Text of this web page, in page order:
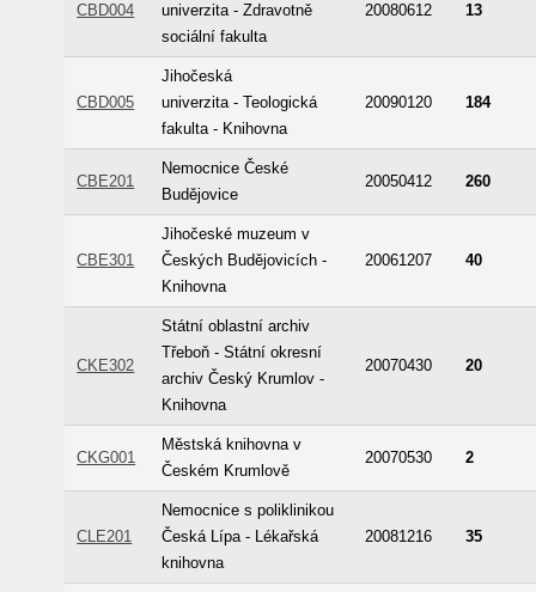
CBD004
univerzita - Zdravotně
sociální fakulta
20080612 13
CBD005
Jihočeská
univerzita - Teologická
fakulta - Knihovna
20090120 184
CBE201
Nemocnice České
Budějovice
20050412 260
CBE301
Jihočeské muzeum v
Českých Budějovicích -
Knihovna
20061207 40
CKE302
Státní oblastní archiv
Třeboň - Státní okresní
archiv Český Krumlov -
Knihovna
20070430 20
CKG001
Městská knihovna v
Českém Krumlově
20070530 2
CLE201
Nemocnice s poliklinikou
Česká Lípa - Lékařská
knihovna
20081216 35